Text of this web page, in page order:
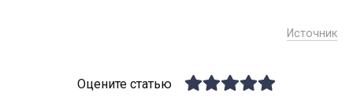
Источник
Оцените статью